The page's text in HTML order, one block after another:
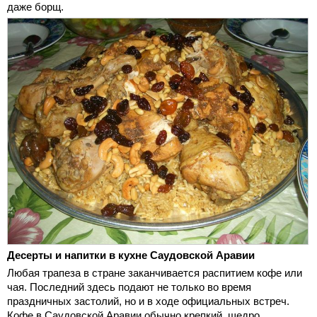
даже борщ.
Десерты и напитки в кухне Саудовской Аравии
Любая трапеза в стране заканчивается распитием кофе или
чая. Последний здесь подают не только во время
праздничных застолий, но и в ходе официальных встреч.